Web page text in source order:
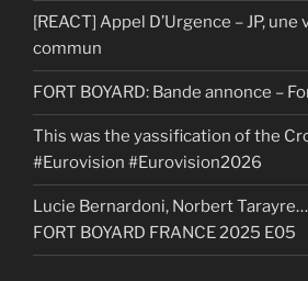
[REACT] Appel D’Urgence – JP, une
commun
FORT BOYARD: Bande annonce –
This was the yassification of the
#Eurovision #Eurovision2026
Lucie Bernardoni, Norbert Tarayre…
FORT BOYARD FRANCE 2025 E05